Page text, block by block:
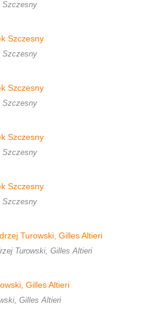
Szczesny
Szczesny
Szczesny
Szczesny
Szczesny
Turowski, Gilles Altieri
Gilles Altieri